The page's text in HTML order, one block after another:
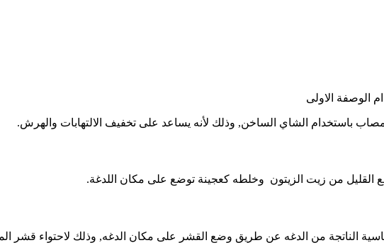
الوصفة الاولى
باستخدام الشاي الساخن, وذلك لأنه يساعد على تخفيف الالتهابات والهرش.
القليل من زيت الزيتون وخلطه كعجينة توضع على مكان اللدغة.
الناتجة من الدغه عن طريق وضع القشر على مكان الدغه, وذلك لاحتواء قشر